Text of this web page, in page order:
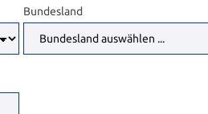
Bundesland